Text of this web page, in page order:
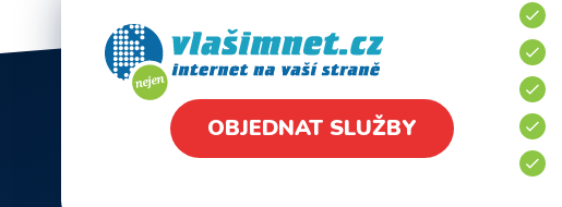
OBJEDNAT SLUŽBY